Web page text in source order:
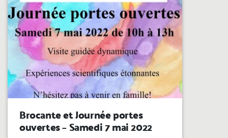
Brocante et Journée portes
ouvertes – Samedi 7 mai 2022